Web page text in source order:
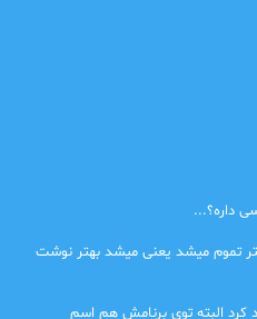
داره؟...
تموم میشد یعنی میشد بهتر نوشت
کرد البته توی برنامش هم اسم